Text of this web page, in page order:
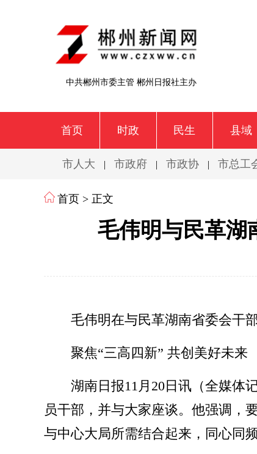
中共郴州市委主管 郴州日报社主办
首页 时政 民生 县域
市人大 | 市政府 | 市政协 | 市总工
首页 > 正文
毛伟明与民革湖
毛伟明在与民革湖南省委会干
聚焦“三高四新” 共创美好未来
湖南日报11月20日讯（全媒体
员干部，并与大家座谈。他强调，
与中心大局所需结合起来，同心同